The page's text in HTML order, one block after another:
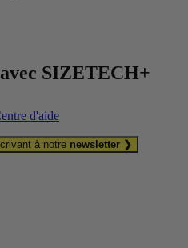
SIZETECH+
d'aide
à notre newsletter ❯